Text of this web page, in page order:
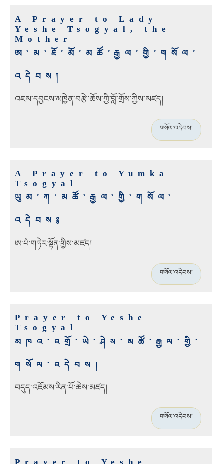
A Prayer to Lady
Yeshe Tsogyal, the
Mother
ཨ་མ་ཇོ་མོ་མཚོ་རྒྱལ་གྱི་གསོལ་
འདེབས།
འཇམ་དབྱངས་མཁྱེན་བརྩེ་ཆོས་ཀྱི་བློ་གྲོས་ཀྱིས་མཛད།
གསོལ་འདེབས།
A Prayer to Yumka
Tsogyal
ཡུམ་ཀ་མཚོ་རྒྱལ་གྱི་གསོལ་
འདེབས༔
ཨ་པཾ་གཏེར་སྟོན་གྱིས་མཛད།
གསོལ་འདེབས།
Prayer to Yeshe
Tsogyal
མཁའ་འགྲོ་ཡེ་ཤེས་མཚོ་རྒྱལ་གྱི་
གསོལ་འདེབས།
བདུད་འཇོམས་རིན་པོ་ཆེས་མཛད།
གསོལ་འདེབས།
Prayer to Yeshe